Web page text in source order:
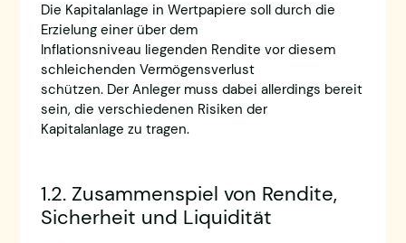
Die Kapitalanlage in Wertpapiere soll durch die
Erzielung einer über dem
Inflationsniveau liegenden Rendite vor diesem
schleichenden Vermögensverlust
schützen. Der Anleger muss dabei allerdings bereit
sein, die verschiedenen Risiken der
Kapitalanlage zu tragen.
1.2. Zusammenspiel von Rendite,
Sicherheit und Liquidität